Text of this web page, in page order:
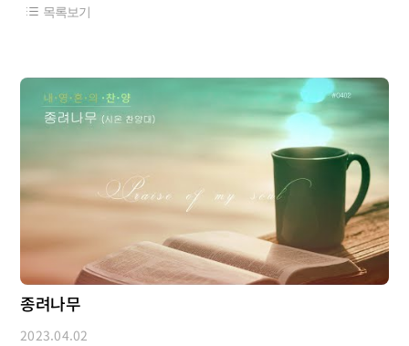
목록보기
종려나무
2023.04.02